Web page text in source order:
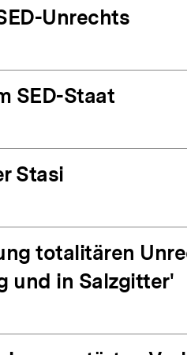
Unrechts
SED-Staat
Stasi
totalitären
und in Salzgitter'